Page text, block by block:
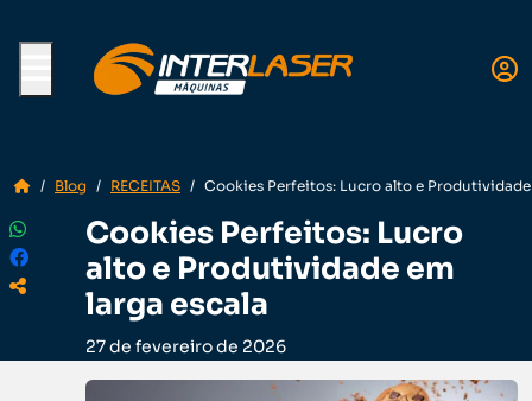
Menu
Blog RECEITAS Cookies Perfeitos: Lucro alto e Produtividade
Cookies Perfeitos: Lucro
alto e Produtividade em
larga escala
27 de fevereiro de 2026